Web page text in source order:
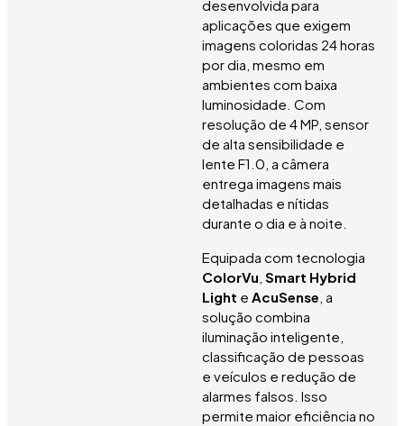
desenvolvida para
aplicações que exigem
imagens coloridas 24 horas
por dia, mesmo em
ambientes com baixa
luminosidade. Com
resolução de 4 MP, sensor
de alta sensibilidade e
lente F1.0, a câmera
entrega imagens mais
detalhadas e nítidas
durante o dia e à noite.
Equipada com tecnologia
ColorVu Smart Hybrid
Light e AcuSense , a
solução combina
iluminação inteligente,
classificação de pessoas
e veículos e redução de
alarmes falsos. Isso
permite maior eficiência no